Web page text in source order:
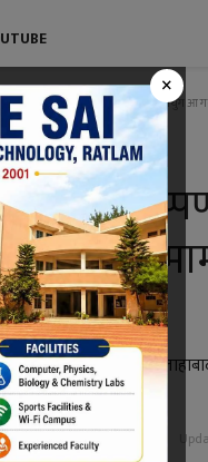
×
की ऐसी टिप्पणी ! ‘ऐसा लगता है कलयुग आ
की ऐसी
किस
मामले में उत्तर प्रदेश की
गया है?
Sep 27, 2024 - 14:10